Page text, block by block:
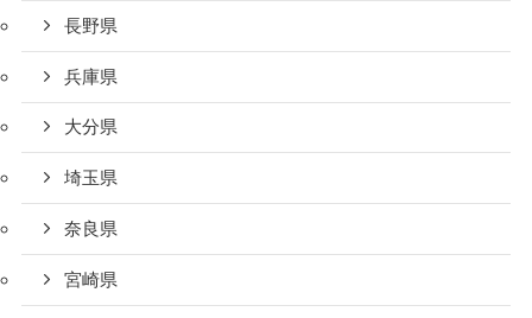
長野県
兵庫県
大分県
埼玉県
奈良県
宮崎県